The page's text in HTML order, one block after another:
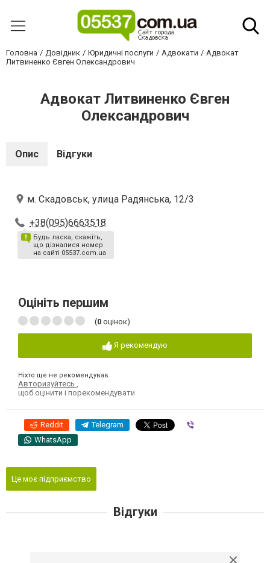
Головна Довідник Юридичні послуги Адвокати
Адвокат
Литвиненко Євген Олександрович
Адвокат Литвиненко Євген
Олександрович
Опис Відгуки
м. Скадовськ, улица Радянська, 12/3
+38(095)6663518
Будь ласка, скажіть,
що дізналися номер
на сайті 05537.com.ua
Оцініть першим
(0 оцінок)
Я рекомендую
Ніхто ще не рекомендував
Авторизуйтесь
щоб оцінити і порекомендувати
Reddit Telegram
WhatsApp
Це моє підприємство
Відгуки